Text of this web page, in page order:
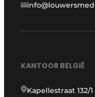
KANTOOR BELGIË
Kapellestraat 132/1